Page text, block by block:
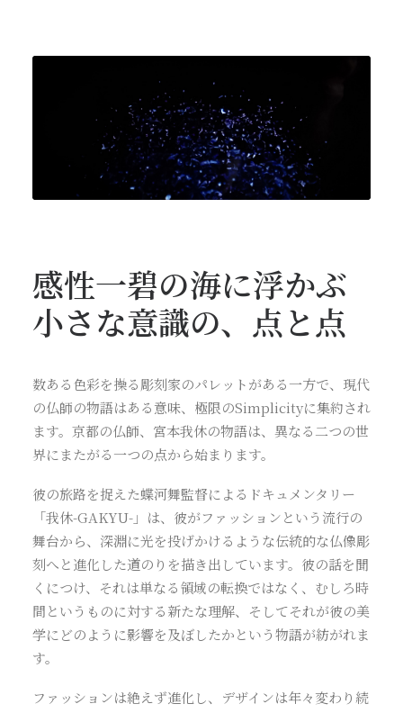
感性一碧の海に浮かぶ
小さな意識の、点と点
数ある色彩を操る彫刻家のパレットがある一方で、現代
の仏師の物語はある意味、極限のSimplicityに集約され
ます。京都の仏師、宮本我休の物語は、異なる二つの世
界にまたがる一つの点から始まります。
彼の旅路を捉えた蝶河舞監督によるドキュメンタリー
「我休-GAKYU-」は、彼がファッションという流行の
舞台から、深淵に光を投げかけるような伝統的な仏像彫
刻へと進化した道のりを描き出しています。彼の話を聞
くにつけ、それは単なる領域の転換ではなく、むしろ時
間というものに対する新たな理解、そしてそれが彼の美
学にどのように影響を及ぼしたかという物語が紡がれま
す。
ファッションは絶えず進化し、デザインは年々変わり続